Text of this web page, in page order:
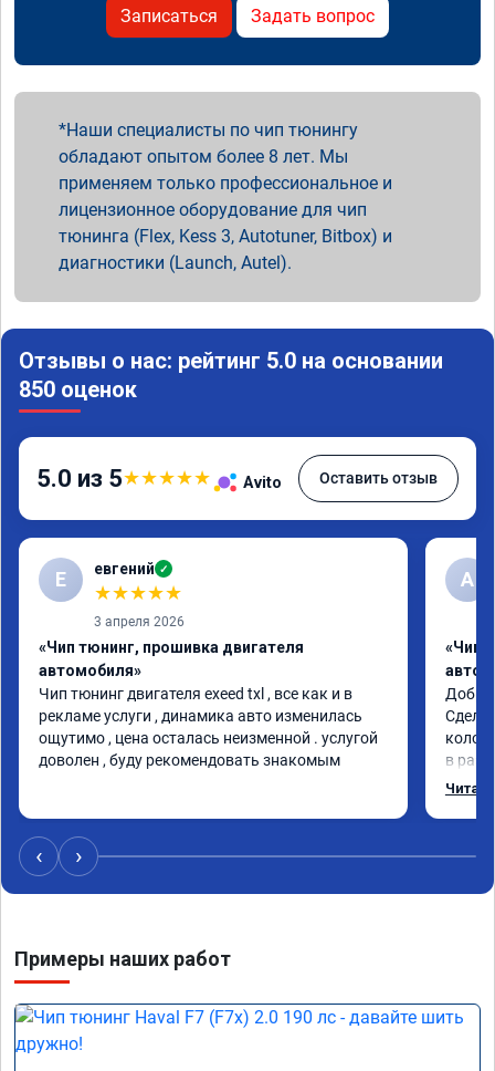
Записаться Задать вопрос
Наши специалисты по чип тюнингу
обладают опытом более 8 лет. Мы
применяем только профессиональное и
лицензионное оборудование для чип
тюнинга (Flex, Kess 3, Autotuner, Bitbox) и
диагностики (Launch, Autel).
Отзывы о нас: рейтинг 5.0 на основании
850 оценок
5.0 из 5★★★★★ Avito Оставить отзыв
Е евгений ✓
★★★★★
3 апреля 2026
«Чип тюнинг, прошивка двигателя
автомобиля»
Чип тюнинг двигателя exeed txl , все как и в
рекламе услуги , динамика авто изменилась
ощутимо , цена осталась неизменной . услугой
доволен , буду рекомендовать знакомым
А
«Чип
в
‹ ›
Примеры наших работ